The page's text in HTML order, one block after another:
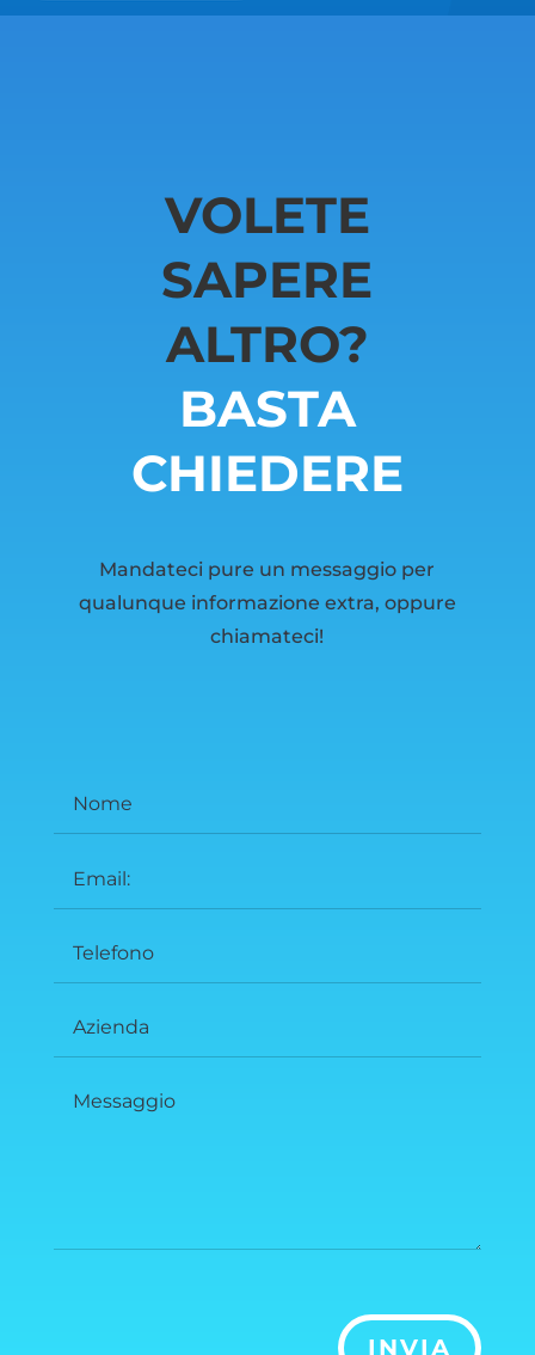
VOLETE
SAPERE
ALTRO?
BASTA
CHIEDERE
Mandateci pure un messaggio per
qualunque informazione extra, oppure
chiamateci!
INVIA